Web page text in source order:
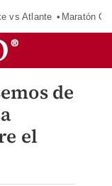
vs Atlante Maratón
de
el